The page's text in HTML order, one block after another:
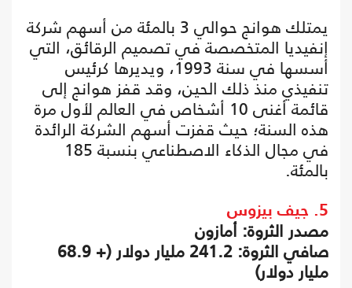
يمتلك هوانج حوالي 3 بالمئة من أسهم شركة
إنفيديا المتخصصة في تصميم الرقائق، التي
أسسها في سنة 1993، ويديرها كرئيس
تنفيذي منذ ذلك الحين، وقد قفز هوانج إلى
قائمة أغنى 10 أشخاص في العالم لأول مرة
هذه السنة؛ حيث قفزت أسهم الشركة الرائدة
في مجال الذكاء الاصطناعي بنسبة 185
بالمئة.
5. جيف بيزوس
مصدر الثروة: أمازون
صافي الثروة: 241.2 مليار دولار (+ 68.9
مليار دولار)